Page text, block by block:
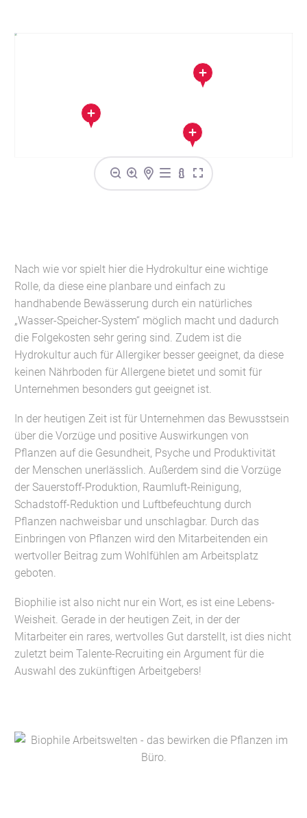
Nach wie vor spielt hier die Hydrokultur eine wichtige
Rolle, da diese eine planbare und einfach zu
handhabende Bewässerung durch ein natürliches
„Wasser-Speicher-System“ möglich macht und dadurch
die Folgekosten sehr gering sind. Zudem ist die
Hydrokultur auch für Allergiker besser geeignet, da diese
keinen Nährboden für Allergene bietet und somit für
Unternehmen besonders gut geeignet ist.
In der heutigen Zeit ist für Unternehmen das Bewusstsein
über die Vorzüge und positive Auswirkungen von
Pflanzen auf die Gesundheit, Psyche und Produktivität
der Menschen unerlässlich. Außerdem sind die Vorzüge
der Sauerstoff-Produktion, Raumluft-Reinigung,
Schadstoff-Reduktion und Luftbefeuchtung durch
Pflanzen nachweisbar und unschlagbar. Durch das
Einbringen von Pflanzen wird den Mitarbeitenden ein
wertvoller Beitrag zum Wohlfühlen am Arbeitsplatz
geboten.
Biophilie ist also nicht nur ein Wort, es ist eine Lebens-
Weisheit. Gerade in der heutigen Zeit, in der der
Mitarbeiter ein rares, wertvolles Gut darstellt, ist dies nicht
zuletzt beim Talente-Recruiting ein Argument für die
Auswahl des zukünftigen Arbeitgebers!